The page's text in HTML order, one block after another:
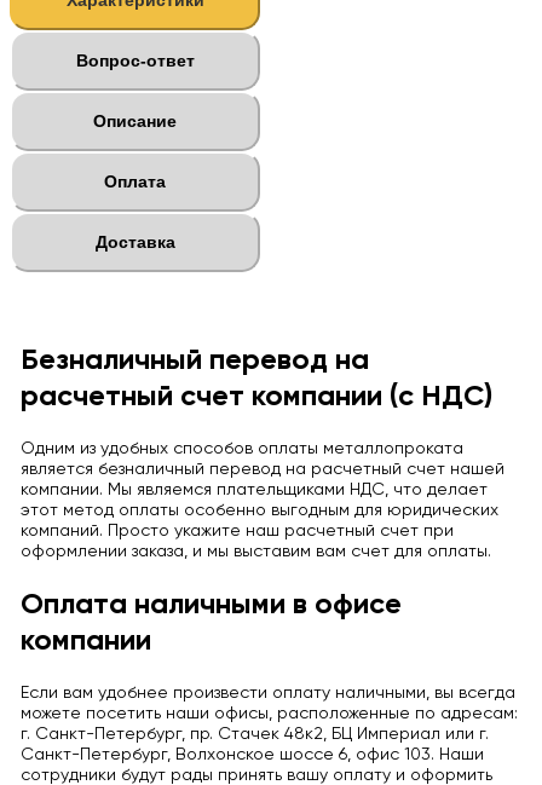
Вопрос-ответ
Описание
Оплата
Доставка
Безналичный перевод на
расчетный счет компании (с НДС)
Одним из удобных способов оплаты металлопроката
является безналичный перевод на расчетный счет нашей
компании. Мы являемся плательщиками НДС, что делает
этот метод оплаты особенно выгодным для юридических
компаний. Просто укажите наш расчетный счет при
оформлении заказа, и мы выставим вам счет для оплаты.
Оплата наличными в офисе
компании
Если вам удобнее произвести оплату наличными, вы всегда
можете посетить наши офисы, расположенные по адресам:
г. Санкт-Петербург, пр. Стачек 48к2, БЦ Империал или г.
Санкт-Петербург, Волхонское шоссе 6, офис 103. Наши
сотрудники будут рады принять вашу оплату и оформить